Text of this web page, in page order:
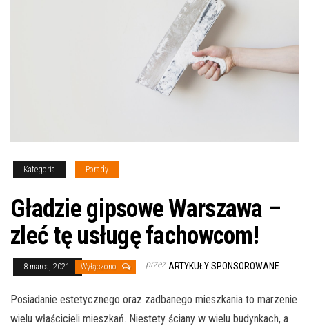
Kategoria Porady
Gładzie gipsowe Warszawa –
zleć tę usługę fachowcom!
8 marca, 2021 Wyłączono przez ARTYKUŁY SPONSOROWANE
Posiadanie estetycznego oraz zadbanego mieszkania to marzenie
wielu właścicieli mieszkań. Niestety ściany w wielu budynkach, a